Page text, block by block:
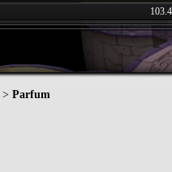
> Parfum